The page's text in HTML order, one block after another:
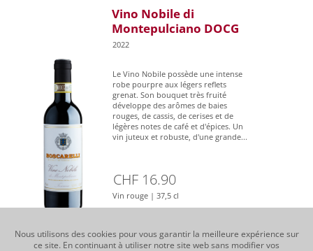
Nous utilisons des cookies pour vous garantir la meilleure expérience sur
ce site. En continuant à utiliser notre site web sans modifier vos
Vino Nobile di
Montepulciano DOCG
2022
Le Vino Nobile possède une intense
robe pourpre aux légers reflets
grenat. Son bouquet très fruité
développe des arômes de baies
rouges, de cassis, de cerises et de
légères notes de café et d'épices. Un
vin juteux et robuste, d'une grande...
CHF 16.90
Vin rouge | 37,5 cl